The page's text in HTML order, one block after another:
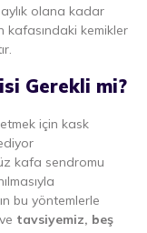
olana kadar
kafasındaki kemikler
Gerekli mi?
için kask
kafa sendromu
bu yöntemlerle
tavsiyemiz, beş